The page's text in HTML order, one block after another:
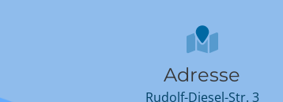
Adresse
Rudolf-Diesel-Str. 3